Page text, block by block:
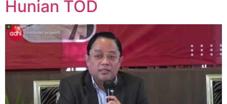
Hunian TOD